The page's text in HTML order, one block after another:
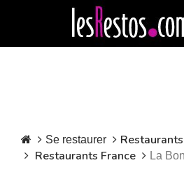
Se restaurer
Restaurants France
La